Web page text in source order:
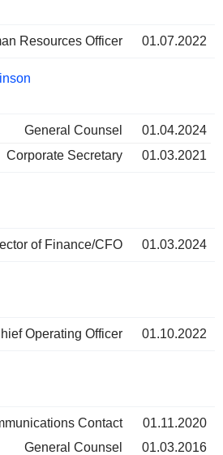
Resources Officer 01.07.2022
General Counsel
01.04.2024
Corporate Secretary
01.03.2021
of Finance/CFO 01.03.2024
Operating Officer 01.10.2022
Contact
01.11.2020
General Counsel
01.03.2016